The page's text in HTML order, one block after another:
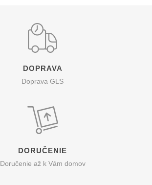
DOPRAVA
Doprava GLS
DORUČENIE
Doručenie až k Vám domov